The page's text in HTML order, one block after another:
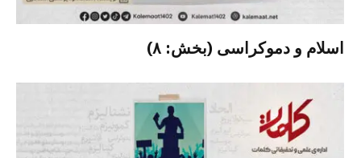
اسلام و دموکراسی (بخش: ۸)